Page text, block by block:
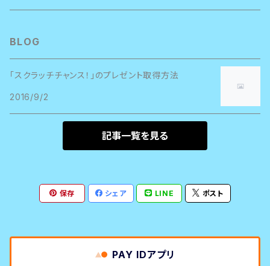
ジュース
BLOG
「スクラッチチャンス！」のプレゼント取得方法
2016/9/2
記事一覧を見る
保存 シェア LINE ポスト
PAY IDアプリ